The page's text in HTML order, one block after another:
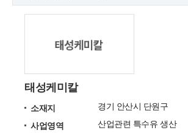
태성케미칼
소재지
경기 안산시 단원구
사업영역
산업관련 특수유 생산